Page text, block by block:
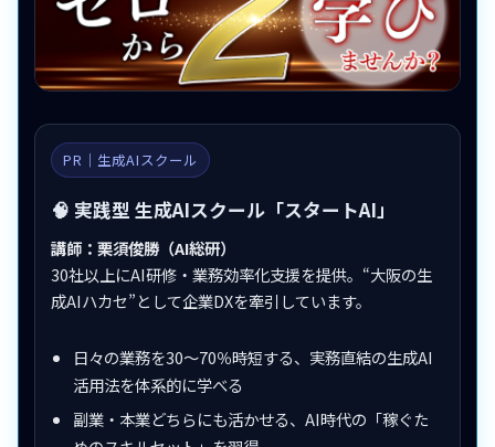
PR｜生成AIスクール
🧠 実践型 生成AIスクール「スタートAI」
講師：栗須俊勝（AI総研）
30社以上にAI研修・業務効率化支援を提供。“大阪の生
成AIハカセ”として企業DXを牽引しています。
日々の業務を30〜70％時短する、実務直結の生成AI
活用法を体系的に学べる
副業・本業どちらにも活かせる、AI時代の「稼ぐた